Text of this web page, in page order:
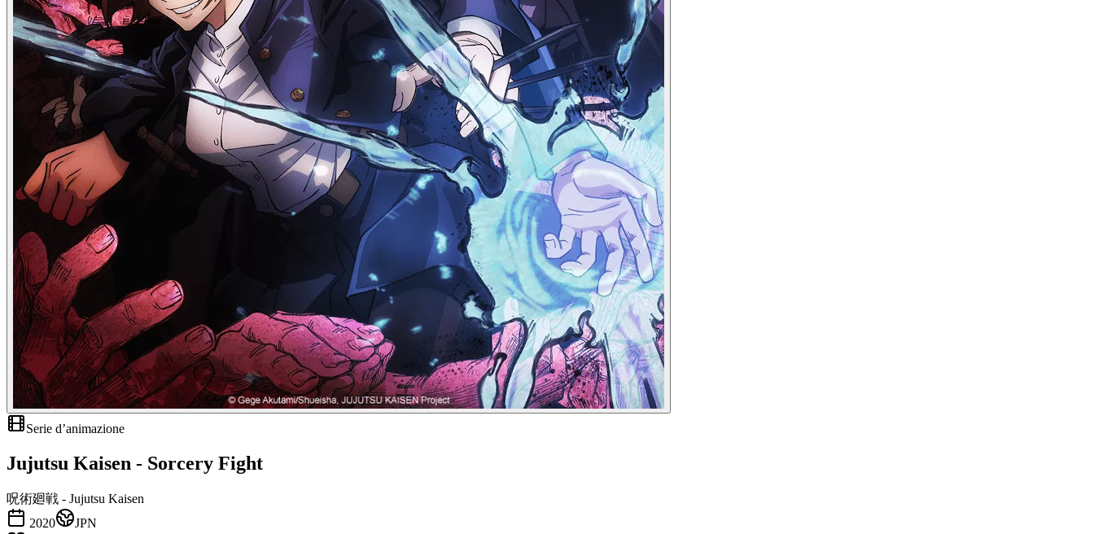
Serie d’animazione
Jujutsu Kaisen - Sorcery Fight
呪術廻戦 - Jujutsu Kaisen
2020
JPN